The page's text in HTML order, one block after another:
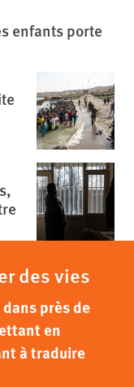
enfants porte
des vies
près de
en
à traduire